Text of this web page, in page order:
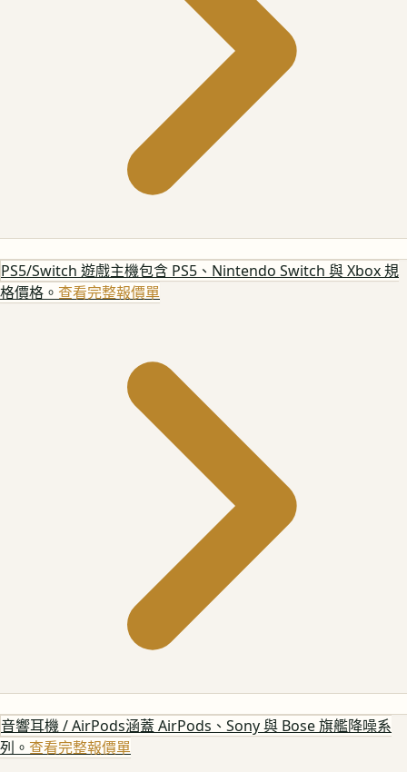
PS5/Switch 遊戲主機包含 PS5、Nintendo Switch 與 Xbox 規
格價格。 查看完整報價單
音響耳機 / AirPods涵蓋 AirPods、Sony 與 Bose 旗艦降噪系
列。 查看完整報價單